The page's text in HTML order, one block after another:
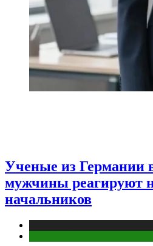
Ученые из Германии
мужчины реагируют
начальников